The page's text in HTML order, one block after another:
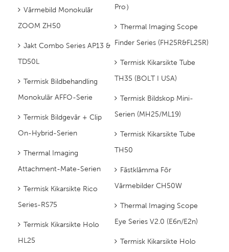
Värmebild Monokulär
ZOOM ZH50
Jakt Combo Series AP13 &
TD50L
Termisk Bildbehandling
Monokulär AFFO-Serie
Termisk Bildgevär + Clip
On-Hybrid-Serien
Thermal Imaging
Attachment-Mate-Serien
Termisk Kikarsikte Rico
Series-RS75
Termisk Kikarsikte Holo
HL25
Pro）
Thermal Imaging Scope
Finder Series (FH25R&FL25R)
Termisk Kikarsikte Tube
TH35 (BOLT I USA)
Termisk Bildskop Mini-
Serien (MH25/ML19)
Termisk Kikarsikte Tube
TH50
Fästklämma För
Värmebilder CH50W
Thermal Imaging Scope
Eye Series V2.0 (E6n/E2n)
Termisk Kikarsikte Holo